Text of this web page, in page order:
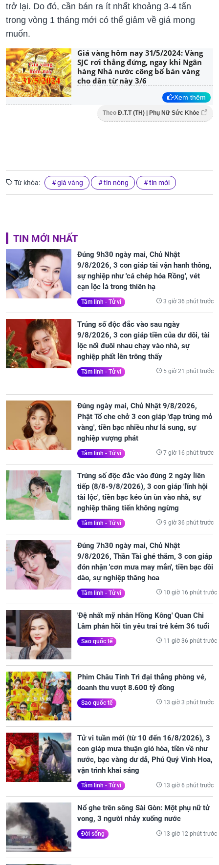
trở lại. Do đó, cần bán ra ít nhất khoảng 3-4 tấn
trong vòng 1 tháng mới có thể giảm về giá mong
muốn.
Giá vàng hôm nay 31/5/2024: Vàng
SJC rơi thẳng đứng, ngay khi Ngân
hàng Nhà nước công bố bán vàng
cho dân từ này 3/6
Xem thêm
Theo Đ.T.T (TH) | Phụ Nữ Sức Khỏe
Từ khóa: giá vàng tin nóng tin mới
TIN MỚI NHẤT
Đúng 9h30 ngày mai, Chủ Nhật
9/8/2026, 3 con giáp tài vận hanh thông,
sự nghiệp như 'cá chép hóa Rồng', vét
cạn lộc lá trong thiên hạ
Tâm linh - Tử vi 3 giờ 36 phút trước
Trúng số độc đắc vào sau ngày
9/8/2026, 3 con giáp tiền của dư dôi, tài
lộc nối đuôi nhau chạy vào nhà, sự
nghiệp phất lên trông thấy
Tâm linh - Tử vi 5 giờ 21 phút trước
Đúng ngày mai, Chủ Nhật 9/8/2026,
Phật Tổ che chở 3 con giáp 'đạp trúng mỏ
vàng', tiền bạc nhiều như lá sung, sự
nghiệp vượng phát
Tâm linh - Tử vi 7 giờ 16 phút trước
Trúng số độc đắc vào đúng 2 ngày liên
tiếp (8/8-9/8/2026), 3 con giáp 'lĩnh hội
tài lộc', tiền bạc kéo ùn ùn vào nhà, sự
nghiệp thăng tiến không ngừng
Tâm linh - Tử vi 9 giờ 36 phút trước
Đúng 7h30 ngày mai, Chủ Nhật
9/8/2026, Thần Tài ghé thăm, 3 con giáp
đón nhận 'cơn mưa may mắn', tiền bạc dồi
dào, sự nghiệp thăng hoa
Tâm linh - Tử vi 10 giờ 16 phút trước
'Đệ nhất mỹ nhân Hồng Kông' Quan Chi
Lâm phản hồi tin yêu trai trẻ kém 36 tuổi
Sao quốc tế 11 giờ 36 phút trước
Phim Châu Tinh Trì đại thắng phòng vé,
doanh thu vượt 8.600 tỷ đồng
Sao quốc tế 13 giờ 3 phút trước
Tử vi tuần mới (từ 10 đến 16/8/2026), 3
con giáp mưa thuận gió hòa, tiền về như
nước, bạc vàng dư dả, Phú Quý Vinh Hoa,
vận trình khai sáng
Tâm linh - Tử vi 13 giờ 6 phút trước
Nổ ghe trên sông Sài Gòn: Một phụ nữ tử
vong, 3 người nhảy xuống nước
Đời sống 13 giờ 12 phút trước